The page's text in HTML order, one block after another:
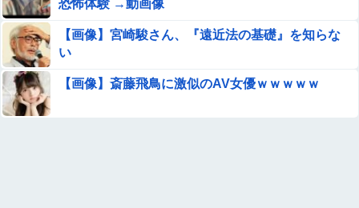
【爆笑】かつや、「値下げ」しても高いｗｗｗｗｗ
ヌードデッサンの犯人
恐怖体験 →動画像
【画像】宮崎駿さん、『遠近法の基礎』を知らな
い
【画像】斎藤飛鳥に激似のAV女優ｗｗｗｗｗ